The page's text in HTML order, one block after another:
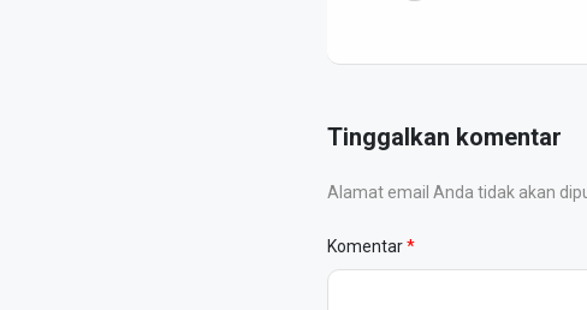
Tinggalkan komentar
Alamat email Anda tidak akan
Komentar